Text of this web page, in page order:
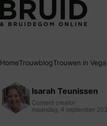
Trouwen in Vegas: het
HomeTrouwblogTrouwen in
Isarah Teunissen
Content creator
maandag, 4 september